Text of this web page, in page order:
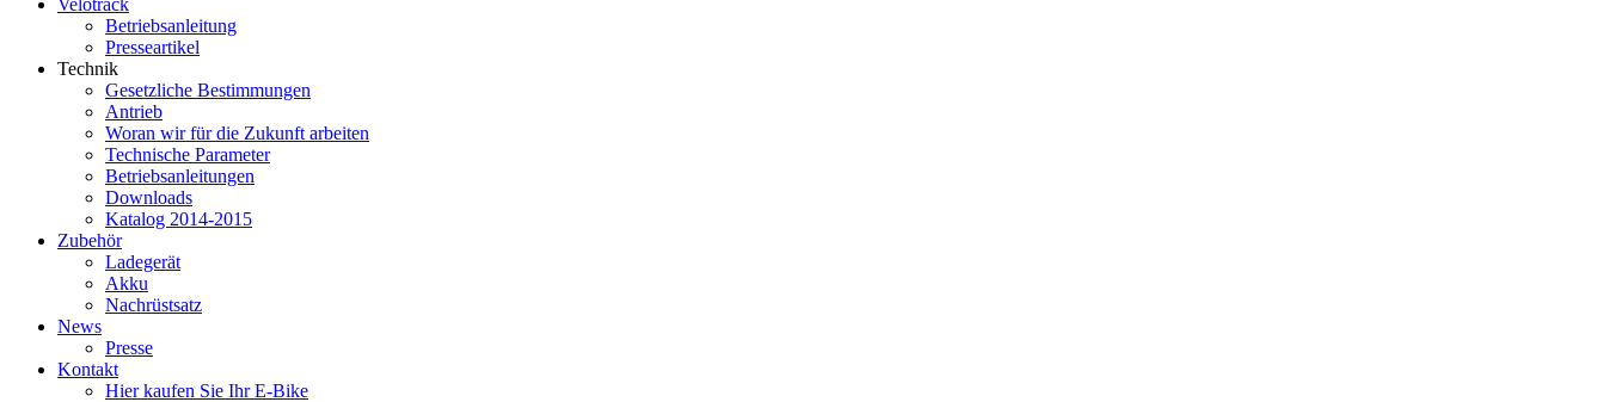
Velotrack
Betriebsanleitung
Presseartikel
Technik
Gesetzliche Bestimmungen
Antrieb
Woran wir für die Zukunft arbeiten
Technische Parameter
Betriebsanleitungen
Downloads
Katalog 2014-2015
Zubehör
Ladegerät
Akku
Nachrüstsatz
News
Presse
Kontakt
Hier kaufen Sie Ihr E-Bike